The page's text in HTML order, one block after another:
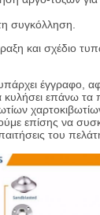
συγκόλληση.
και σχέδιο
έγγραφο,
επάνω τα
επίσης να
του